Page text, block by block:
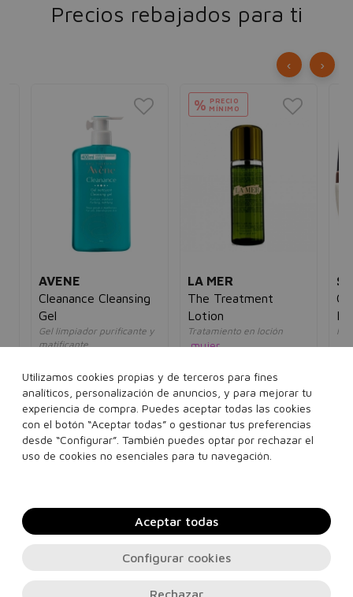
Precios rebajados para ti
AVENE
Cleanance Cleansing
Gel
Gel limpiador purificante y
matificante
31,62€ 17,95€
200 ml 400 ml
Añadir a la cesta
% PRECIO
MÍNIMO
LA MER
The Treatment
Lotion
Tratamiento en loción
mujer
150 ml
Añadir a la cesta
‹ ›
Utilizamos cookies propias y de terceros para fines
analíticos, personalización de anuncios, y para mejorar tu
experiencia de compra. Puedes aceptar todas las cookies
con el botón “Aceptar todas” o gestionar tus preferencias
desde “Configurar”. También puedes optar por rechazar el
uso de cookies no esenciales para tu navegación.
Rechazar
Configurar cookies
Aceptar todas